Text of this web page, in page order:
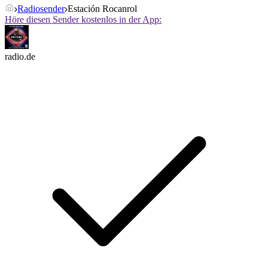
Radiosender Estación Rocanrol
Höre diesen Sender kostenlos in der App:
radio.de